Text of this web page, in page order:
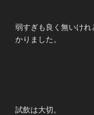
弱すぎも良く無いけ
かりました。
試飲は大切。